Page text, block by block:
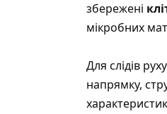
збережені
мікробних
Для слідів
напрямку,